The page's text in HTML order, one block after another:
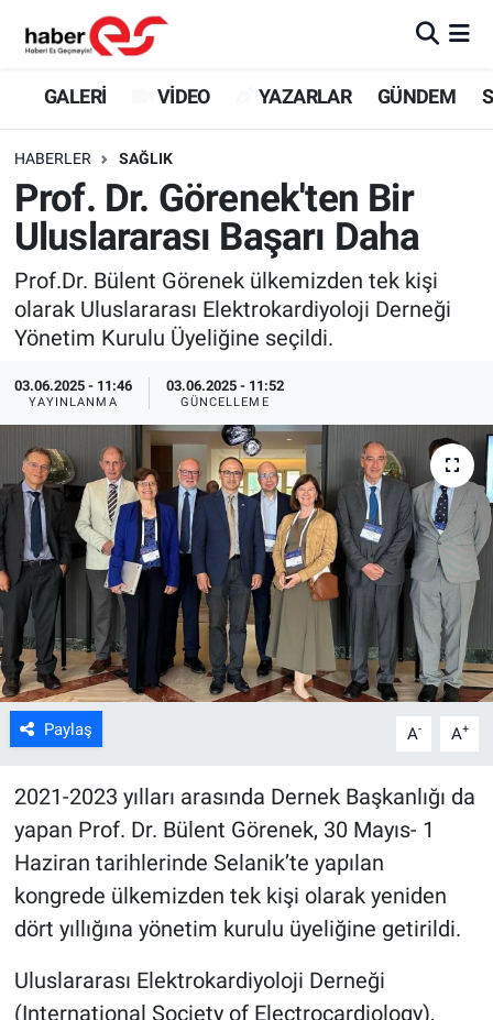
GALERİ VİDEO YAZARLAR GÜNDEM
HABERLER SAĞLIK
Prof. Dr. Görenek'ten Bir
Uluslararası Başarı Daha
Prof.Dr. Bülent Görenek ülkemizden tek kişi
olarak Uluslararası Elektrokardiyoloji Derneği
Yönetim Kurulu Üyeliğine seçildi.
03.06.2025 - 11:46
YAYINLANMA
03.06.2025 - 11:52
GÜNCELLEME
Paylaş A- A+
2021-2023 yılları arasında Dernek Başkanlığı da
yapan Prof. Dr. Bülent Görenek, 30 Mayıs- 1
Haziran tarihlerinde Selanik’te yapılan
kongrede ülkemizden tek kişi olarak yeniden
dört yıllığına yönetim kurulu üyeliğine getirildi.
Uluslararası Elektrokardiyoloji Derneği
(International Society of Electrocardiology),
GALERİ
YAZARLAR
GÜNDEM
SİYASET
EKONOMİ
SPOR
ASAYİŞ
Eskişehir Nöbetçi Eczaneler
Eskişehir Trafik Yoğunluk Haritası
Süper Lig Puan Durumu ve Fikstür
Tüm Manşetler
Haber Arşivi